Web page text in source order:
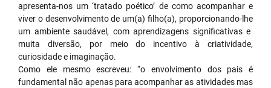
apresenta-nos um ‘tratado poético’ de como acompanhar e
viver o desenvolvimento de um(a) filho(a), proporcionando-lhe
um ambiente saudável, com aprendizagens significativas e
muita diversão, por meio do incentivo à criatividade,
curiosidade e imaginação.
Como ele mesmo escreveu: “o envolvimento dos pais é
fundamental não apenas para acompanhar as atividades mas